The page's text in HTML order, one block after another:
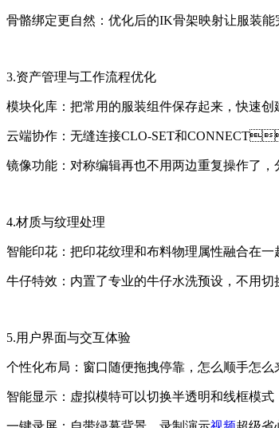
骨骼绑定更自然：优化后的IK骨架映射让服
3.资产管理与工作流程优化
模块化库：把常用的服装组件保存起来，快
云端协作：无缝连接CLO-SET和
镜像功能：对称编辑再也不用两边重复操作了
4.材质与纹理处理
智能印花：把印花纹理和布料物理属性融合在一
牛仔特效：内置了专业的牛仔水洗预设，不
5.用户界面与交互体验
个性化布局：窗口随便拖拽停靠，怎么顺手怎么
智能显示：虚拟模特可以切换半透明和线框模式